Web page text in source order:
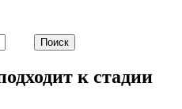
к стадии